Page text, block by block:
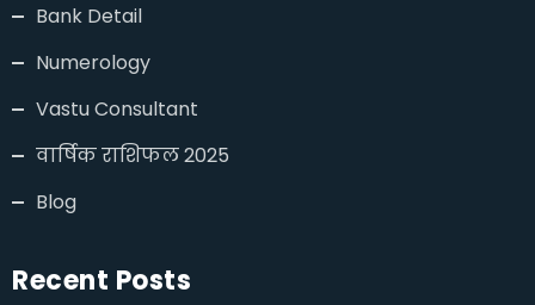
Bank Detail
Numerology
Vastu Consultant
वार्षिक राशिफल 2025
Blog
Recent Posts